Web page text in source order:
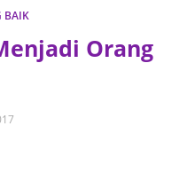
BAIK
Orang